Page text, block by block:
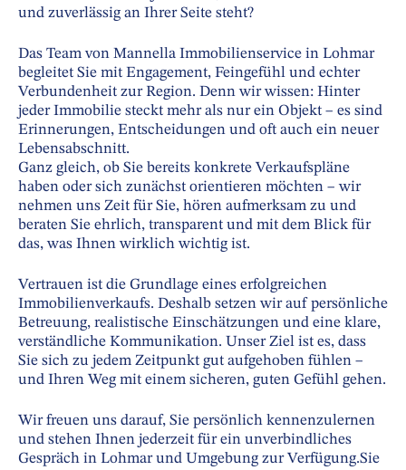
und zuverlässig an Ihrer Seite steht?
Das Team von Mannella Immobilienservice in Lohmar
begleitet Sie mit Engagement, Feingefühl und echter
Verbundenheit zur Region. Denn wir wissen: Hinter
jeder Immobilie steckt mehr als nur ein Objekt – es sind
Erinnerungen, Entscheidungen und oft auch ein neuer
Lebensabschnitt.
Ganz gleich, ob Sie bereits konkrete Verkaufspläne
haben oder sich zunächst orientieren möchten – wir
nehmen uns Zeit für Sie, hören aufmerksam zu und
beraten Sie ehrlich, transparent und mit dem Blick für
das, was Ihnen wirklich wichtig ist.
Vertrauen ist die Grundlage eines erfolgreichen
Immobilienverkaufs. Deshalb setzen wir auf persönliche
Betreuung, realistische Einschätzungen und eine klare,
verständliche Kommunikation. Unser Ziel ist es, dass
Sie sich zu jedem Zeitpunkt gut aufgehoben fühlen –
und Ihren Weg mit einem sicheren, guten Gefühl gehen.
Wir freuen uns darauf, Sie persönlich kennenzulernen
und stehen Ihnen jederzeit für ein unverbindliches
Gespräch in Lohmar und Umgebung zur Verfügung.Sie